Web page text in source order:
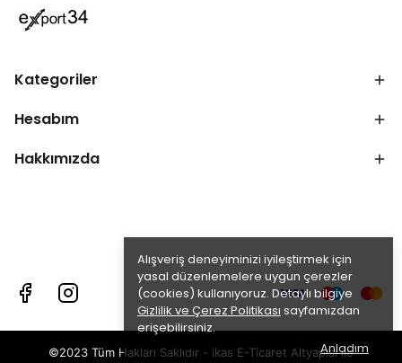
Alışveriş deneyiminizi iyileştirmek için
yasal düzenlemelere uygun çerezler
(cookies) kullanıyoruz. Detaylı bilgiye
Gizlilik ve Çerez Politikası sayfamızdan
erişebilirsiniz.
Anladım
Kategoriler
Hesabım
Hakkımızda
©2023 Tüm Hakları Saklıdır - ikas E-Ticaret Altyapısı ile